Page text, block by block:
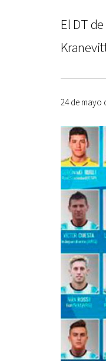
El DT
24 de mayo